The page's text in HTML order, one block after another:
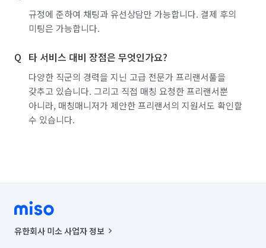
규정에 준하여 채팅과 유선상담만 가능합니다. 결제 후의
미팅은 가능합니다.
타 서비스 대비 장점은 무엇인가요?
다양한 직군의 경력을 지닌 고급 전문가 프리랜서풀을
갖추고 있습니다. 그리고 직접 매칭 요청한 프리랜서뿐
아니라, 매칭매니저가 제안한 프리랜서의 지원서도 확인할
수 있습니다.
유한회사 미소 사업자 정보